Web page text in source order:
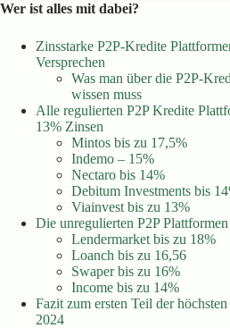
Wer ist alles mit dabei?
Zinsstarke P2P-Kredite
Versprechen
Was man über die P2P-
wissen muss
Alle regulierten P2P Kredite
13% Zinsen
Mintos bis zu 17,5%
Indemo – 15%
Nectaro bis 14%
Debitum Investments bis
Viainvest bis zu 13%
Die unregulierten P2P
Lendermarket bis zu 18%
Loanch bis zu 16,56
Swaper bis zu 16%
Income bis zu 14%
Fazit zum ersten Teil der
2024